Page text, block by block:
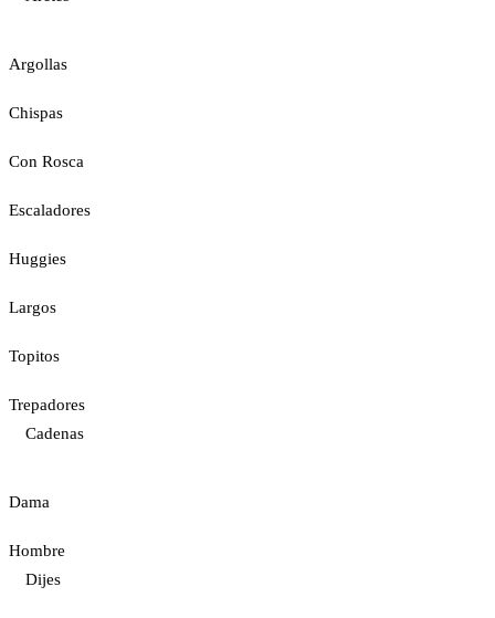
Argollas
Chispas
Con Rosca
Escaladores
Huggies
Largos
Topitos
Trepadores
Cadenas
Dama
Hombre
Dijes